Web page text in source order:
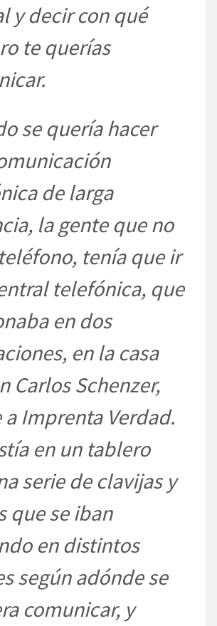
y decir con qué
te querías
se quería hacer
de larga
la gente que no
tenía que ir
telefónica, que
en dos
en la casa
Carlos Schenzer,
Imprenta Verdad.
en un tablero
serie de clavijas y
que se iban
en distintos
según adónde se
comunicar, y